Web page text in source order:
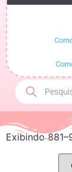
Exibindo